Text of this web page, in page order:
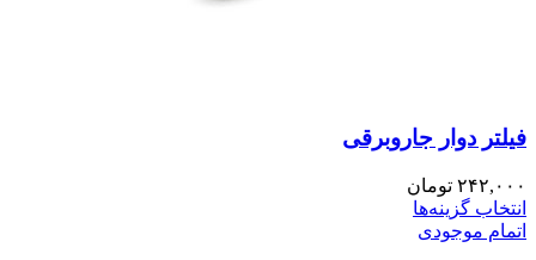
فیلتر دوار جاروبرقی
۲۴۲,۰۰۰ تومان
انتخاب گزینه‌ها
اتمام موجودی